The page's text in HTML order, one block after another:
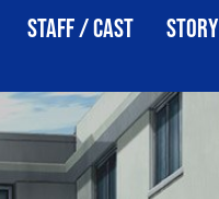
STAFF / CAST STORY